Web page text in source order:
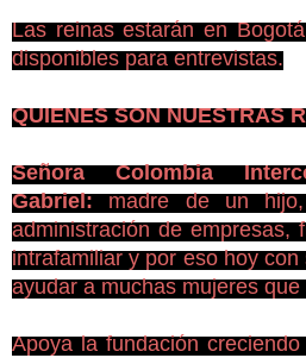
Las reinas estarán en
disponibles para entrevistas.
QUIENES SON NUESTRAS
Señora Colombia
Gabriel:madre de un hijo,
administración de empresas,
intrafamiliar y por eso hoy
ayudar a muchas mujeres
Apoya la fundación